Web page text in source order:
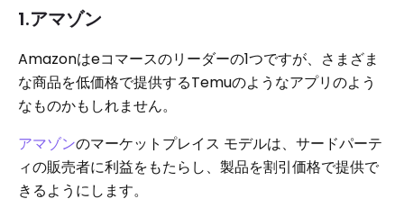
1.アマゾン
Amazonはeコマースのリーダーの1つですが、さまざま
な商品を低価格で提供するTemuのようなアプリのよう
なものかもしれません。
アマゾンのマーケットプレイス モデルは、サードパーテ
ィの販売者に利益をもたらし、製品を割引価格で提供で
きるようにします。